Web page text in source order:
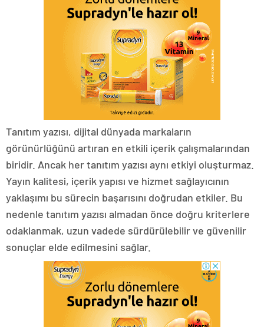
Tanıtım yazısı, dijital dünyada markaların
görünürlüğünü artıran en etkili içerik çalışmalarından
biridir. Ancak her tanıtım yazısı aynı etkiyi oluşturmaz.
Yayın kalitesi, içerik yapısı ve hizmet sağlayıcının
yaklaşımı bu sürecin başarısını doğrudan etkiler. Bu
nedenle tanıtım yazısı almadan önce doğru kriterlere
odaklanmak, uzun vadede sürdürülebilir ve güvenilir
sonuçlar elde edilmesini sağlar.